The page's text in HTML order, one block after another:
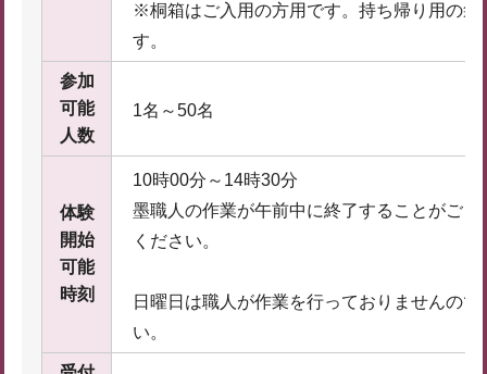
※桐箱はご入用の方用です。持ち帰り用の袋
す。
参加
可能
人数
1名～50名
体験
開始
可能
時刻
10時00分～14時30分
墨職人の作業が午前中に終了することがご
ください。
日曜日は職人が作業を行っておりませんの
い。